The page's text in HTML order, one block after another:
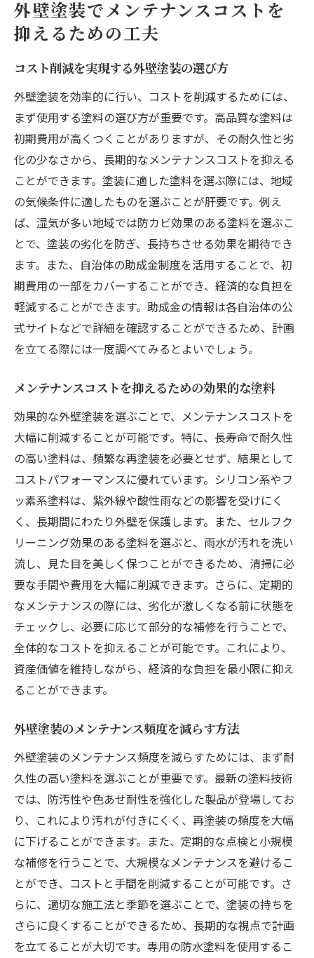
外壁塗装でメンテナンスコストを
抑えるための工夫
コスト削減を実現する外壁塗装の選び方
外壁塗装を効率的に行い、コストを削減するためには、
まず使用する塗料の選び方が重要です。高品質な塗料は
初期費用が高くつくことがありますが、その耐久性と劣
化の少なさから、長期的なメンテナンスコストを抑える
ことができます。塗装に適した塗料を選ぶ際には、地域
の気候条件に適したものを選ぶことが肝要です。例え
ば、湿気が多い地域では防カビ効果のある塗料を選ぶこ
とで、塗装の劣化を防ぎ、長持ちさせる効果を期待でき
ます。また、自治体の助成金制度を活用することで、初
期費用の一部をカバーすることができ、経済的な負担を
軽減することができます。助成金の情報は各自治体の公
式サイトなどで詳細を確認することができるため、計画
を立てる際には一度調べてみるとよいでしょう。
メンテナンスコストを抑えるための効果的な塗料
効果的な外壁塗装を選ぶことで、メンテナンスコストを
大幅に削減することが可能です。特に、長寿命で耐久性
の高い塗料は、頻繁な再塗装を必要とせず、結果として
コストパフォーマンスに優れています。シリコン系やフ
ッ素系塗料は、紫外線や酸性雨などの影響を受けにく
く、長期間にわたり外壁を保護します。また、セルフク
リーニング効果のある塗料を選ぶと、雨水が汚れを洗い
流し、見た目を美しく保つことができるため、清掃に必
要な手間や費用を大幅に削減できます。さらに、定期的
なメンテナンスの際には、劣化が激しくなる前に状態を
チェックし、必要に応じて部分的な補修を行うことで、
全体的なコストを抑えることが可能です。これにより、
資産価値を維持しながら、経済的な負担を最小限に抑え
ることができます。
外壁塗装のメンテナンス頻度を減らす方法
外壁塗装のメンテナンス頻度を減らすためには、まず耐
久性の高い塗料を選ぶことが重要です。最新の塗料技術
では、防汚性や色あせ耐性を強化した製品が登場してお
り、これにより汚れが付きにくく、再塗装の頻度を大幅
に下げることができます。また、定期的な点検と小規模
な補修を行うことで、大規模なメンテナンスを避けるこ
とができ、コストと手間を削減することが可能です。さ
らに、適切な施工法と季節を選ぶことで、塗装の持ちを
さらに良くすることができるため、長期的な視点で計画
を立てることが大切です。専用の防水塗料を使用するこ